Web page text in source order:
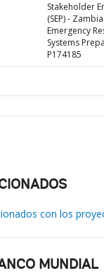
Stakeholder
(SEP) -
Emergency
Systems
P174185
con los
MUNDIAL